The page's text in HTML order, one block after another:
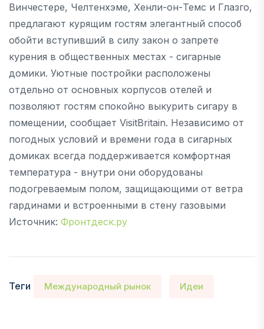
Винчестере, Челтенхэме, Хенли-он-Темс и Глазго,
предлагают курящим гостям элегантный способ
обойти вступивший в силу закон о запрете
курения в общественных местах - сигарные
домики. Уютные постройки расположены
отдельно от основных корпусов отелей и
позволяют гостям спокойно выкурить сигару в
помещении, сообщает VisitBritain. Независимо от
погодных условий и времени года в сигарных
домиках всегда поддерживается комфортная
температура - внутри они оборудованы
подогреваемым полом, защищающими от ветра
гардинами и встроенными в стену газовыми
Источник: Фронтдеск.ру
Теги Международный рынок Идеи